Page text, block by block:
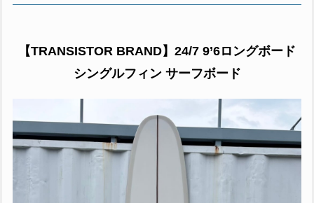
【TRANSISTOR BRAND】24/7 9’6ロングボード
シングルフィン サーフボード